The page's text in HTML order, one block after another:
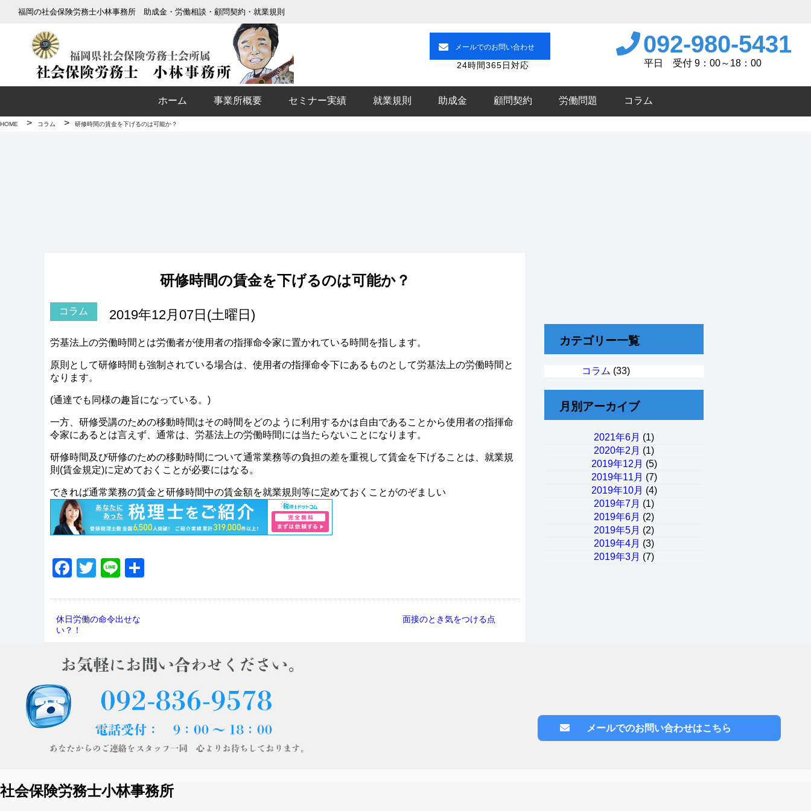
福岡の社会保険労務士小林事務所 助成金・労働相談・顧問契約・就業規則
092-980-5431
メールでのお問い合わせ
平日 受付 9：00～18：00
24時間365日対応
ホーム 事業所概要 セミナー実績 就業規則 助成金 顧問契約 労働問題 コラム
HOME > コラム > 研修時間の賃金を下げるのは可能か？
研修時間の賃金を下げるのは可能か？
コラム 2019年12月07日(土曜日)
労基法上の労働時間とは労働者が使用者の指揮命令家に置かれている時間を指します。
原則として研修時間も強制されている場合は、使用者の指揮命令下にあるものとして労基法上の労働時間と
なります。
(通達でも同様の趣旨になっている。)
一方、研修受講のための移動時間はその時間をどのように利用するかは自由であることから使用者の指揮命
令家にあるとは言えず、通常は、労基法上の労働時間には当たらないことになります。
研修時間及び研修のための移動時間について通常業務等の負担の差を重視して賃金を下げることは、就業規
則(賃金規定)に定めておくことが必要にはなる。
できれば通常業務の賃金と研修時間中の賃金額を就業規則等に定めておくことがのぞましい
Facebook
Twitter
Line
休日労働の命令出せな
い？！
面接のとき気をつける点
カテゴリー一覧
コラム (33)
月別アーカイブ
2021年6月 (1)
2020年2月 (1)
2019年12月 (5)
2019年11月 (7)
2019年10月 (4)
2019年7月 (1)
2019年6月 (2)
2019年5月 (2)
2019年4月 (3)
2019年3月 (7)
メールでのお問い合わせはこちら
社会保険労務士小林事務所